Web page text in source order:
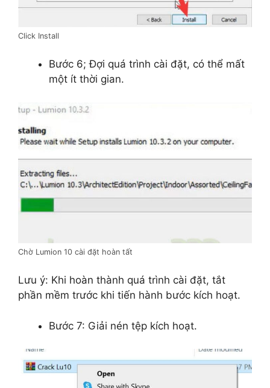
Click Install
Bước 6; Đợi quá trình cài đặt, có thể mất
một ít thời gian.
Chờ Lumion 10 cài đặt hoàn tất
Lưu ý: Khi hoàn thành quá trình cài đặt, tắt
phần mềm trước khi tiến hành bước kích hoạt.
Bước 7: Giải nén tệp kích hoạt.